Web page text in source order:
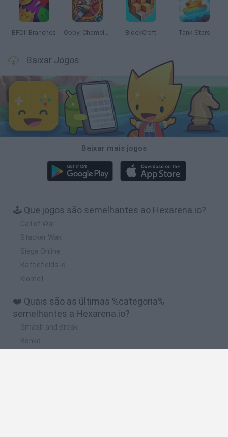
BFDI: Branches Obby: Chameleon: Paint & Hide BlockCraft Tank Stars
Baixar Jogos
Baixar mais jogos
🕹️ Que jogos são semelhantes ao Hexarena.io?
Call of War
Stacker Wak
Siege Online
Battlefields.io
Kiomet
❤️ Quais são as últimas %categoria%
semelhantes a Hexarena.io?
Smash and Break
Bonko